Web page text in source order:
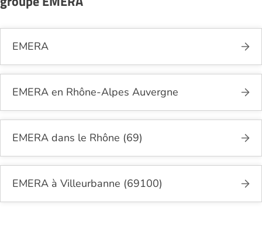
EMERA
EMERA en Rhône-Alpes Auvergne
EMERA dans le Rhône (69)
EMERA à Villeurbanne (69100)